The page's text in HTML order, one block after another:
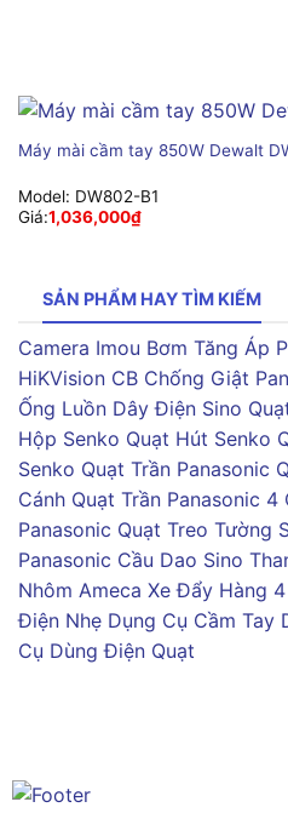
Máy mài cầm tay 850W Dewalt
Model: DW802-B1
Giá:1,036,000₫
SẢN PHẨM HAY TÌM KIẾM
Camera Imou Bơm Tăng Áp
HiKVision CB Chống Giật
Ống Luồn Dây Điện Sino
Hộp Senko Quạt Hút Senko
Senko Quạt Trần Panasonic
Cánh Quạt Trần Panasonic 4
Panasonic Quạt Treo Tường
Panasonic Cầu Dao Sino
Nhôm Ameca Xe Đẩy Hàng 4
Điện Nhẹ Dụng Cụ Cầm Tay
Cụ Dùng Điện Quạt